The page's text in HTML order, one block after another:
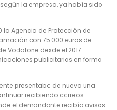
la empresa, ya había sido
la Agencia de Protección de
con 75.000 euros de
Vodafone desde el 2017
publicitarias en forma
presentaba de nuevo una
recibiendo correos
el demandante recibía avisos